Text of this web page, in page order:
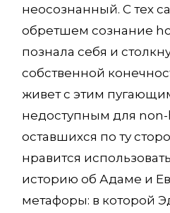
неосознанный. С тех
обретшем сознание
познала себя и
собственной
живет с этим
недоступным для
оставшихся по ту
нравится
историю об Адаме и
метафоры: в которой